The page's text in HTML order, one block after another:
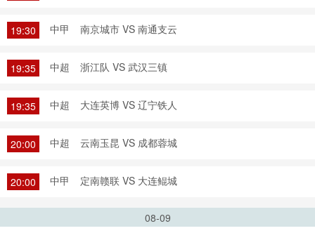
19:30 中甲 南京城市 VS 南通支云
19:35 中超 浙江队 VS 武汉三镇
19:35 中超 大连英博 VS 辽宁铁人
20:00 中超 云南玉昆 VS 成都蓉城
20:00 中甲 定南赣联 VS 大连鲲城
08-09